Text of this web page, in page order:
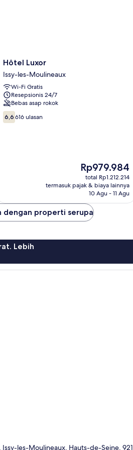
Hôtel
Luxor
Issy-
les-
Moulineaux
Hôtel Luxor
Issy-les-Moulineaux
Wi-Fi Gratis
Resepsionis 24/7
Bebas asap rokok
6.6
dari
6,6 616 ulasan
Harga
sekarang
Rp979.984
Rp979.984
total Rp1.212.214
termasuk pajak & biaya lainnya
10 Agu - 11 Agu
dengan properti serupa
Lebih
Issy-les-Moulineaux, Hauts-de-Seine,